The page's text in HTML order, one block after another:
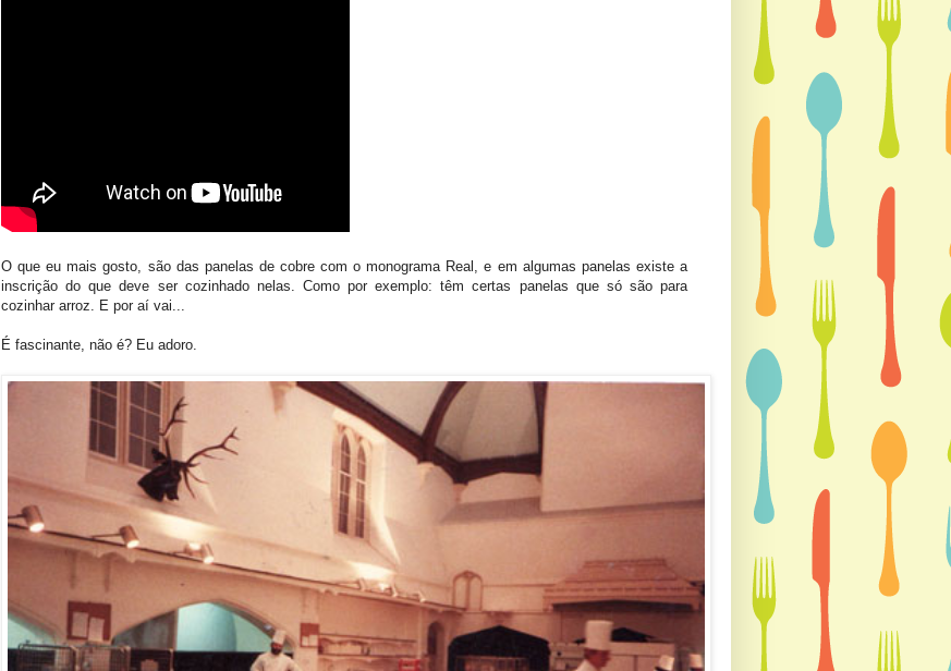
O que eu mais gosto, são das panelas de cobre com o monograma Real, e em algumas panelas existe a
inscrição do que deve ser cozinhado nelas. Como por exemplo: têm certas panelas que só são para
cozinhar arroz. E por aí vai...
É fascinante, não é? Eu adoro.